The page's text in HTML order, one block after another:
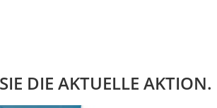
DIE AKTUELLE AKTION.